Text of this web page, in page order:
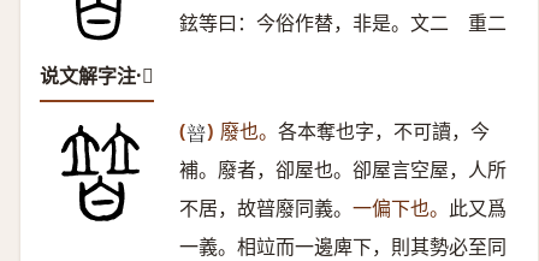
鉉等曰：今俗作替，非是。文二 重二
说文解字注·𤾕
(𤾕 ) 廢也。 各本奪也字，不可讀，今
補。廢者，卻屋也。卻屋言空屋，人所
不居，故暜廢同義。 一偏下也。 此又爲
一義。相竝而一邊庳下，則其勢必至同